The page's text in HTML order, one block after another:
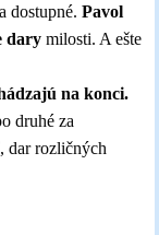
dostupné. Pavol
dary milosti. A ešte
na konci.
druhé za
dar rozličných